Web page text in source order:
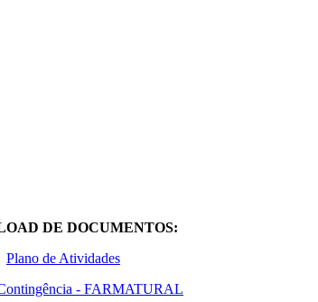
DE DOCUMENTOS:
Plano de Atividades
- FARMATURAL